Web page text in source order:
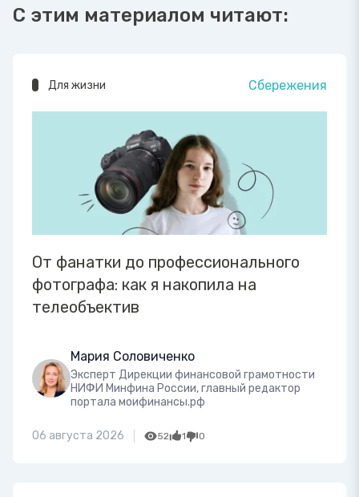
С этим материалом читают:
Для жизни Сбережения
От фанатки до профессионального
фотографа: как я накопила на
телеобъектив
Мария Соловиченко
Эксперт Дирекции финансовой грамотности
НИФИ Минфина России, главный редактор
портала моифинансы.рф
06 августа 2026 52 1 0